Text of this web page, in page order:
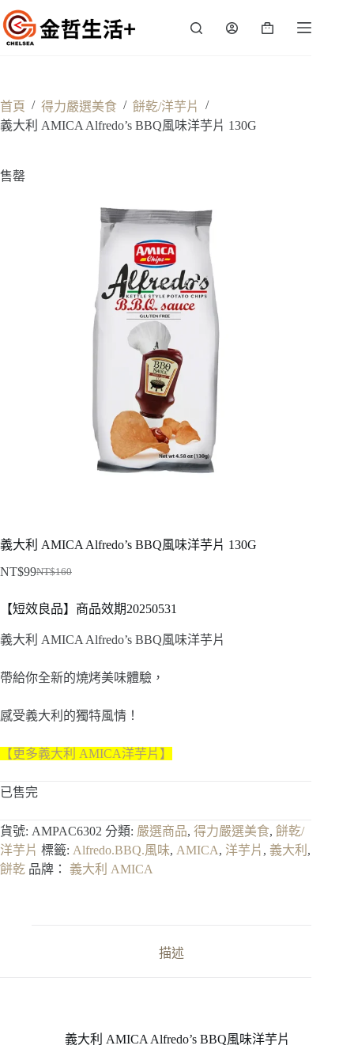
跳
至
主
容
購
首頁 / 得力嚴選美食 / 餅乾/洋芋片
/
義大利 AMICA Alfredo’s BBQ風味洋芋片 130G
售罄
義大利 AMICA Alfredo’s BBQ風味洋芋片 130G
NT$160
始
格：
NT$99
前
格：
【短效良品】商品效期20250531
義大利 AMICA Alfredo’s BBQ風味洋芋片
帶給你全新的燒烤美味體驗，
感受義大利的獨特風情！
【更多義大利 AMICA洋芋片】
已售完
貨號: AMPAC6302 分類: 嚴選商品, 得力嚴選美食, 餅乾/
洋芋片 標籤: Alfredo.BBQ.風味, AMICA, 洋芋片 , 義大利 ,
餅乾 品牌： 義大利 AMICA
描述
義大利 AMICA Alfredo’s BBQ風味洋芋片